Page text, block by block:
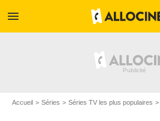
menu
Accueil Séries Séries TV les plus populaires